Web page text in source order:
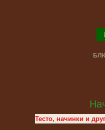
Тесто, начинки и